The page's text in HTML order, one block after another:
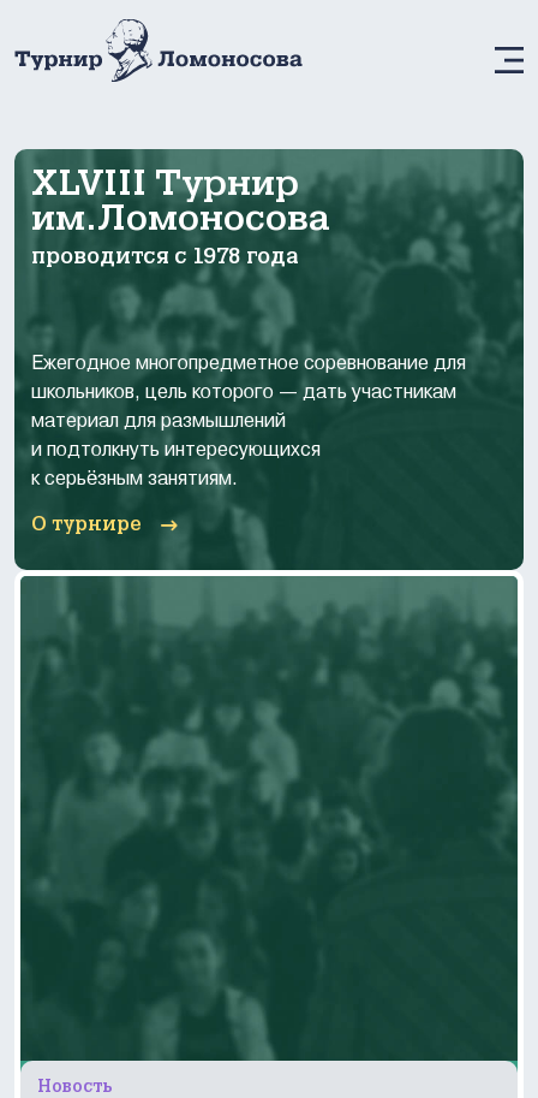
XLVIII Турнир
им.Ломоносова
проводится с 1978 года
Ежегодное многопредметное соревнование для
школьников, цель которого — дать участникам
материал для размышлений
и подтолкнуть интересующихся
к серьёзным занятиям.
О турнире
Новость